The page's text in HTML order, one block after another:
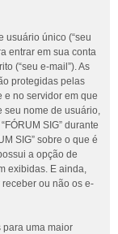
usuário único (“seu
entrar em sua conta
(“seu e-mail”). As
protegidas pelas
e no servidor em que
seu nome de usuário,
SIG” durante
SIG” sobre o que é
a opção de
exibidas. E ainda,
ou não os e-
para uma maior